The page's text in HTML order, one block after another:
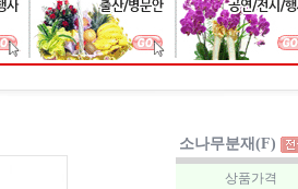
소나무분재(F)
상품가격